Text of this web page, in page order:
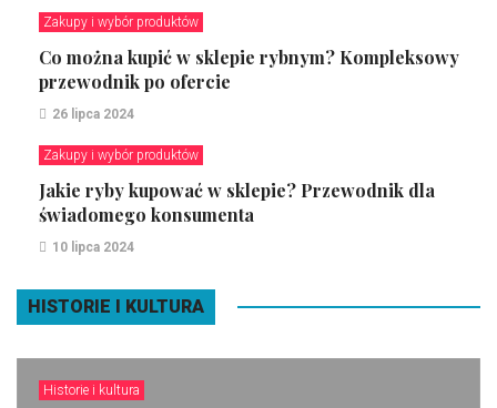
Zakupy i wybór produktów
Co można kupić w sklepie rybnym? Kompleksowy
przewodnik po ofercie
26 lipca 2024
Zakupy i wybór produktów
Jakie ryby kupować w sklepie? Przewodnik dla
świadomego konsumenta
10 lipca 2024
HISTORIE I KULTURA
Historie i kultura